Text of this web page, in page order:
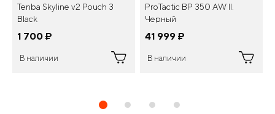
Tenba Skyline v2 Pouch 3
Black
1 700 ¤
В наличии
ProTactic BP 350 AW II.
Черный
41 999 ¤
В наличии